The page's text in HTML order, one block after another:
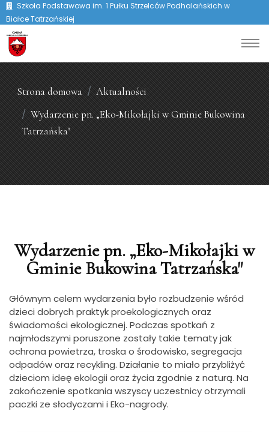
Szkoła Podstawowa im. 1 Pułku Strzelców Podhalańskich w
Białce Tatrzańskiej
Strona domowa
Aktualności
Wydarzenie pn. „Eko-Mikołajki w Gminie Bukowina
Tatrzańska"
Wydarzenie pn. „Eko-Mikołajki w
Gminie Bukowina Tatrzańska"
Głównym celem wydarzenia było rozbudzenie wśród
dzieci dobrych praktyk proekologicznych oraz
świadomości ekologicznej. Podczas spotkań z
najmłodszymi poruszone zostały takie tematy jak
ochrona powietrza, troska o środowisko, segregacja
odpadów oraz recykling. Działanie to miało przybliżyć
dzieciom ideę ekologii oraz życia zgodnie z naturą. Na
zakończenie spotkania wszyscy uczestnicy otrzymali
paczki ze słodyczami i Eko-nagrody.